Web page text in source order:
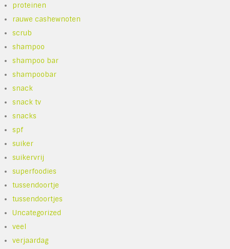
proteinen
rauwe cashewnoten
scrub
shampoo
shampoo bar
shampoobar
snack
snack tv
snacks
spf
suiker
suikervrij
superfoodies
tussendoortje
tussendoortjes
Uncategorized
veel
verjaardag